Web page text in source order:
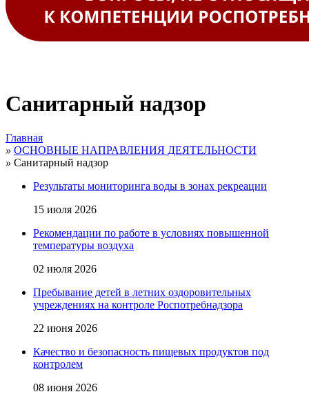
Санитарный надзор
Главная
» ОСНОВНЫЕ НАПРАВЛЕНИЯ ДЕЯТЕЛЬНОСТИ
» Санитарный надзор
Результаты мониторинга воды в зонах рекреации
15 июля 2026
Рекомендации по работе в условиях повышенной
температуры воздуха
02 июля 2026
Пребывание детей в летних оздоровительных
учреждениях на контроле Роспотребнадзора
22 июня 2026
Качество и безопасность пищевых продуктов под
контролем
08 июня 2026